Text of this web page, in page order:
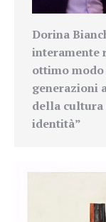
Dorina
interamente
ottimo
generazioni
della cultura
identità”